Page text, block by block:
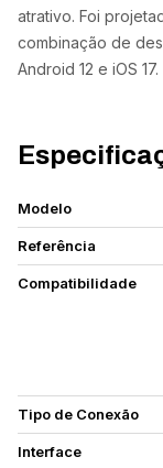
atrativo. Foi
combinação de
Android 12 e iOS 17.
Modelo
Referência
Compatibilidade
Tipo de Conexão
Interface